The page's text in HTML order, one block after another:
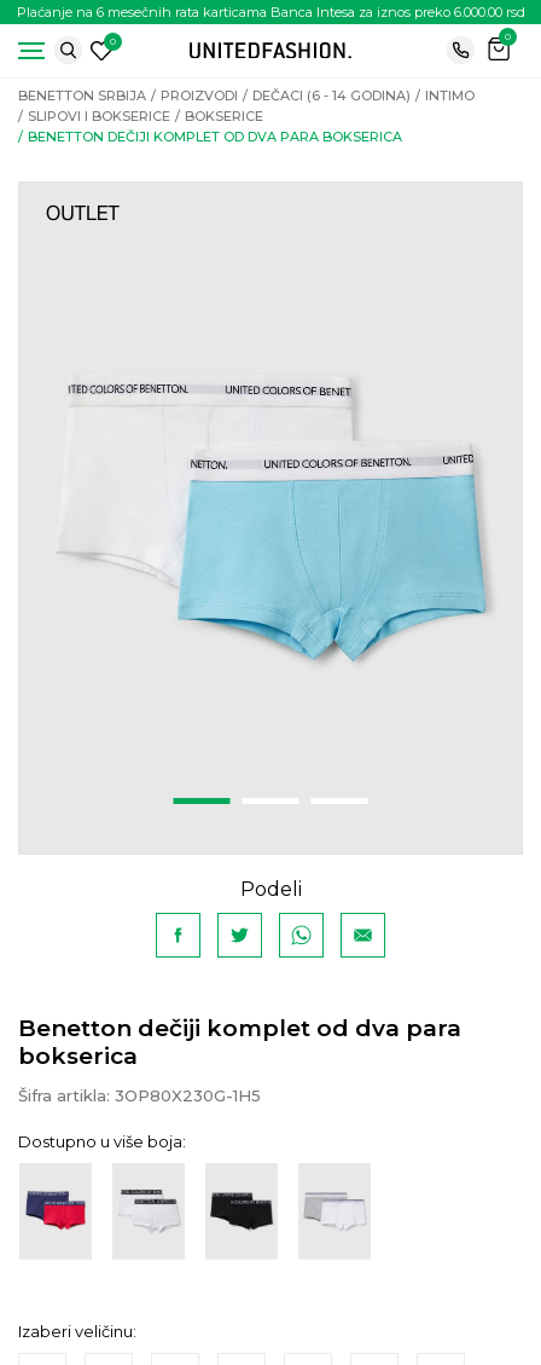
Plaćanje na 6 mesečnih rata karticama Banca Intesa za iznos preko 6.000.00 rsd
0
0
BENETTON SRBIJA PROIZVODI DEČACI (6 - 14 GODINA)
INTIMO
SLIPOVI I BOKSERICE
BOKSERICE
BENETTON DEČIJI KOMPLET OD DVA PARA BOKSERICA
Podeli
Benetton dečiji komplet od dva para
bokserica
Šifra artikla: 3OP80X230G-1H5
Dostupno u više boja:
Izaberi veličinu: